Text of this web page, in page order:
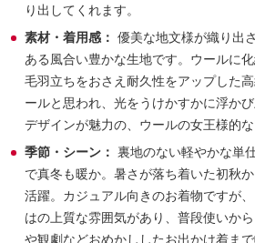
り出してくれます。
素材・着用感： 優美な地文様が織り出
ある風合い豊かな生地です。ウールに
毛羽立ちをおさえ耐久性をアップした
ールと思われ、光をうけかすかに浮か
デザインが魅力の、ウールの女王様的な
季節・シーン： 裏地のない軽やかな単
で真冬も暖か。暑さが落ち着いた初秋
活躍。カジュアル向きのお着物ですが
はの上質な雰囲気があり、普段使いか
や観劇などおめかししたお出かけ着ま